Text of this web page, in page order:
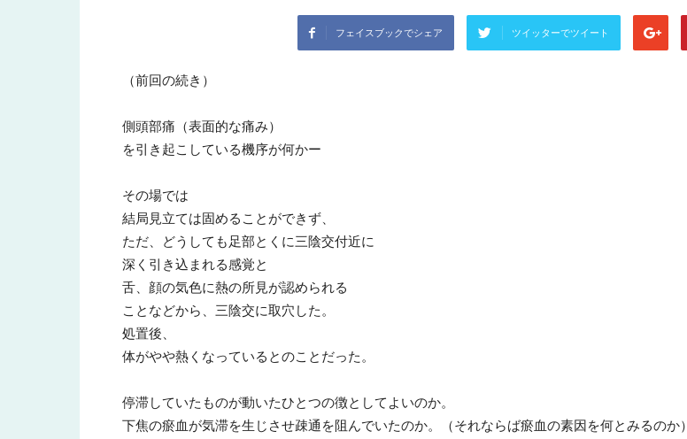
フェイスブックでシェア ツイッターでツイート
（前回の続き）
側頭部痛（表面的な痛み）
を引き起こしている機序が何かー
その場では
結局見立ては固めることができず、
ただ、どうしても足部とくに三陰交付近に
深く引き込まれる感覚と
舌、顔の気色に熱の所見が認められる
ことなどから、三陰交に取穴した。
処置後、
体がやや熱くなっているとのことだった。
停滞していたものが動いたひとつの徴としてよいのか。
下焦の瘀血が気滞を生じさせ疎通を阻んでいたのか。（それならば瘀血の素因を何とみるのか）